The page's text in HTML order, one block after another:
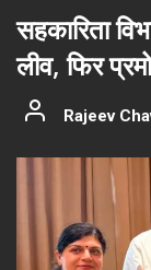
सहकारिता
लीव, फिर
Rajeev